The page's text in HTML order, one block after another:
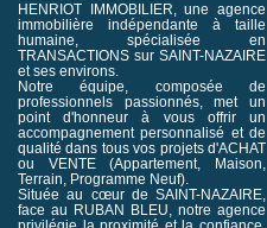
HENRIOT IMMOBILIER, une agence
immobilière indépendante à taille
humaine, spécialisée en
TRANSACTIONS sur SAINT-NAZAIRE
et ses environs.
Notre équipe, composée de
professionnels passionnés, met un
point d'honneur à vous offrir un
accompagnement personnalisé et de
qualité dans tous vos projets d'ACHAT
ou VENTE (Appartement, Maison,
Terrain, Programme Neuf).
Située au cœur de SAINT-NAZAIRE,
face au RUBAN BLEU, notre agence